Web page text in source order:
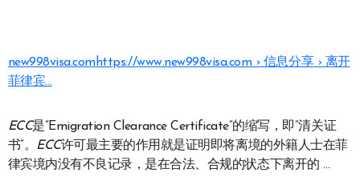
new998visa.comhttps://www.new998visa.com › 信息分享 › 离开
菲律宾…
ECC是”Emigration Clearance Certificate”的缩写，即”清关证
书”。 ECC许可最主要的作用就是证明即将离境的外籍人士在菲
律宾境内没有不良记录，是在合法、合规的状态下离开的 …